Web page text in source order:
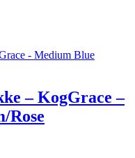
– KogGrace –
Rose